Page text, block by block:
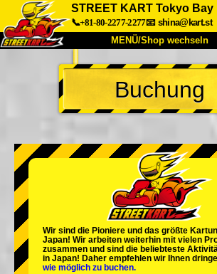
STREET KART Tokyo Bay
📞+81-80-2277-2277📧 shina@kart.st
MENÜ/Shop wechseln
START
Über uns Spezifikationen
Unternehmen
Shop wechseln
Tokio Shinagawa
Tokio Akihabara#2
Tokio Shibuya Annex
Tokio Asakusa
Buchung
Wir sind die Pioniere und das größte
Japan! Wir arbeiten weiterhin mit vielen
zusammen und sind die beliebteste
in Japan! Daher empfehlen wir Ihnen
wie möglich zu buchen.